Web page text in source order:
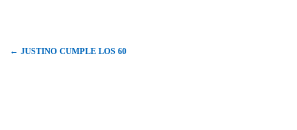
← JUSTINO CUMPLE LOS 60